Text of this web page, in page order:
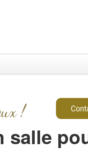
!